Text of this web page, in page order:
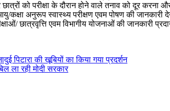
छात्रों को परीक्षा के दौरान होने वाले तनाव को दूर
कक्षा अनुरूप स्वास्थ्य परीक्षण एवम पोषण की जानकारी
छात्रवृत्ति एवम विभागीय योजनाओं की जानकारी
पिटारा की खूबियों का किया गया प्रदर्शन
ला रही मोदी सरकार